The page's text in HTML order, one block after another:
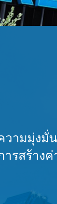
วามมุ่งมั่
รสร้าง